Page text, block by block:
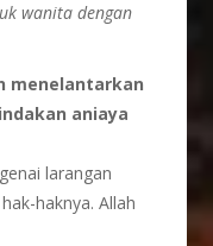
wanita dengan
menelantarkan
aniaya
larangan
haknya. Allah